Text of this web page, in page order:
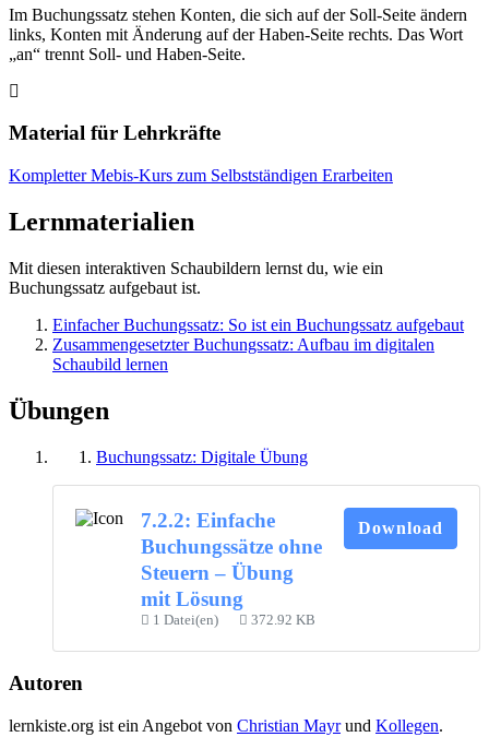
Im Buchungssatz stehen Konten, die sich auf der Soll-Seite ändern
links, Konten mit Änderung auf der Haben-Seite rechts. Das Wort
„an“ trennt Soll- und Haben-Seite.
Material für Lehrkräfte
Kompletter Mebis-Kurs zum Selbstständigen Erarbeiten
Lernmaterialien
Mit diesen interaktiven Schaubildern lernst du, wie ein
Buchungssatz aufgebaut ist.
Einfacher Buchungssatz: So ist ein Buchungssatz aufgebaut
Zusammengesetzter Buchungssatz: Aufbau im digitalen
Schaubild lernen
Übungen
Buchungssatz: Digitale Übung
7.2.2: Einfache
Buchungssätze ohne
Steuern – Übung
mit Lösung
1 Datei(en) 372.92 KB
Download
Autoren
lernkiste.org ist ein Angebot von Christian Mayrund Kollegen.